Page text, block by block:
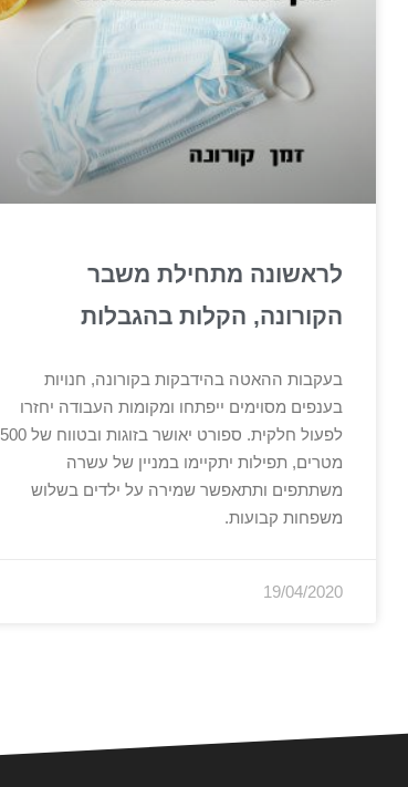
לראשונה מתחילת משבר
הקורונה, הקלות בהגבלות
בעקבות ההאטה בהידבקות בקורונה, חנויות
בענפים מסוימים ייפתחו ומקומות העבודה יחזרו
לפעול חלקית. ספורט יאושר בזוגות ובטווח של 500
מטרים, תפילות יתקיימו במניין של עשרה
משתתפים ותתאפשר שמירה על ילדים בשלוש
משפחות קבועות.
19/04/2020